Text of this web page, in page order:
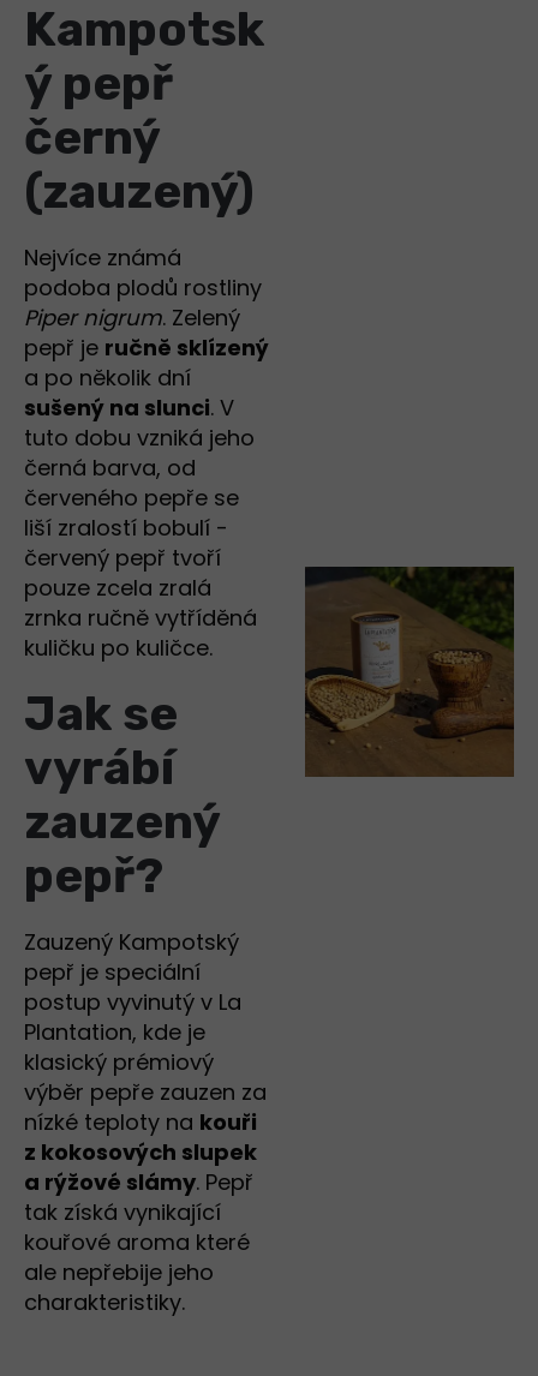
Kampotsk
ý pepř
černý
(zauzený)
Nejvíce známá
podoba plodů rostliny
Piper nigrum. Zelený
pepř je ručně sklízený
a po několik dní
sušený na slunci. V
tuto dobu vzniká jeho
černá barva, od
červeného pepře se
liší zralostí bobulí -
červený pepř tvoří
pouze zcela zralá
zrnka ručně vytříděná
kuličku po kuličce.
Jak se
vyrábí
zauzený
pepř?
Zauzený Kampotský
pepř je speciální
postup vyvinutý v La
Plantation, kde je
klasický prémiový
výběr pepře zauzen za
nízké teploty na kouři
z kokosových slupek
a rýžové slámy. Pepř
tak získá vynikající
kouřové aroma které
ale nepřebije jeho
charakteristiky.